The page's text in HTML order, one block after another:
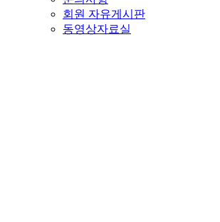
회원 자유게시판
동영상자료실